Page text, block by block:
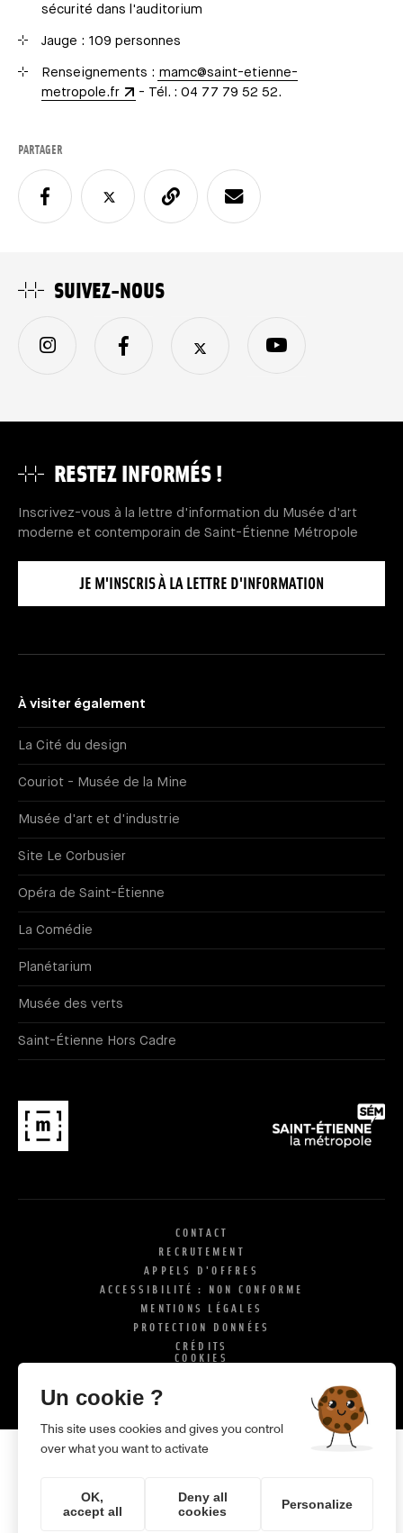
sécurité dans l'auditorium
Jauge : 109 personnes
Renseignements : mamc@saint-etienne-
metropole.fr
- Tél. : 04 77 79 52 52.
PARTAGER
RESTEZ INFORMÉS !
Inscrivez-vous à la lettre d'information du Musée d'art
moderne et contemporain de Saint-Étienne Métropole
JE M'INSCRIS À LA LETTRE D'INFORMATION
À visiter également
La Cité du design
Couriot - Musée de la Mine
Musée d'art et d'industrie
Site Le Corbusier
Opéra de Saint-Étienne
La Comédie
Planétarium
Musée des verts
Saint-Étienne Hors Cadre
SUIVEZ-NOUS
CONTACT
RECRUTEMENT
APPELS D'OFFRES
ACCESSIBILITÉ : NON CONFORME
MENTIONS LÉGALES
PROTECTION DONNÉES
CRÉDITS
COOKIES
Un cookie ?
This site uses cookies and gives you control
over what you want to activate
OK,
accept all
Deny all
cookies
Personalize